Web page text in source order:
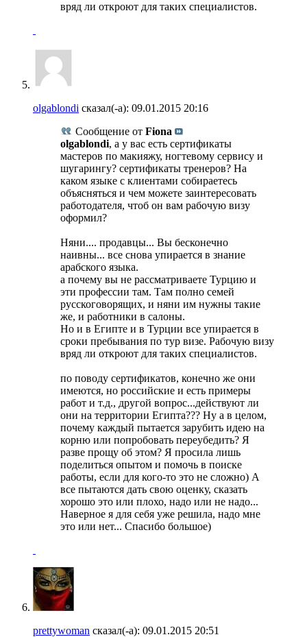
вряд ли откроют для таких специалистов.
olgablondi сказал(-а): 09.01.2015 20:16
Сообщение от Fiona
olgablondi, а у вас есть сертификаты
мастеров по макияжу, ногтевому сервису и
шугарингу? сертификаты тренеров? На
каком языке с клиентами собираетесь
объясняться и чем можете заинтересовать
работодателя, чтоб он вам рабочую визу
оформил?
Няни.... продавцы... Вы бесконечно
наивны... все снова упирается в знание
арабского языка.
а почему вы не рассматриваете Турцию и
эти профессии там. Там полно семей
русскоговорящих, и няни им нужны такие
же, и работники в салоны.
Но и в Египте и в Турции все упирается в
сроки пребывания по тур визе. Рабочую визу
вряд ли откроют для таких специалистов.
по поводу сертификатов, конечно же они
имеются, но российские и есть примеры
работ и т.д., другой вопрос...действуют ли
они на территории Египта??? Ну а в целом,
почему каждый пытается зарубить идею на
корню или попробовать переубедить? Я
разве прощу об этом? Я просила лишь
поделиться опытом и помочь в поиске
работы, если для кого-то это не сложно) А
все пытаются дать свою оценку, сказать
хорошо это или плохо, надо или не надо...
Наверное я для себя уже решила, надо мне
это или нет... Спасибо большое)
prettywoman сказал(-а): 09.01.2015 20:51